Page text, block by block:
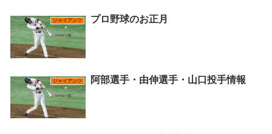
ジャイアンツ プロ野球のお正月
ジャイアンツ 阿部選手・由伸選手・山口投手情報